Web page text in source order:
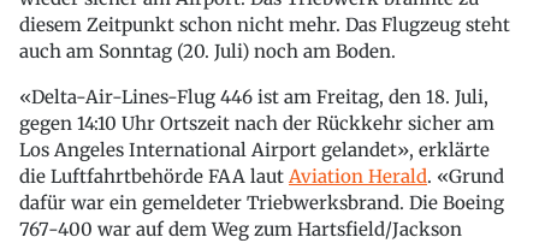
diesem Zeitpunkt schon nicht mehr. Das Flugzeug steht
auch am Sonntag (20. Juli) noch am Boden.
«Delta-Air-Lines-Flug 446 ist am Freitag, den 18. Juli,
gegen 14:10 Uhr Ortszeit nach der Rückkehr sicher am
Los Angeles International Airport gelandet», erklärte
die Luftfahrtbehörde FAA laut Aviation Herald. «Grund
dafür war ein gemeldeter Triebwerksbrand. Die Boeing
767-400 war auf dem Weg zum Hartsfield/Jackson